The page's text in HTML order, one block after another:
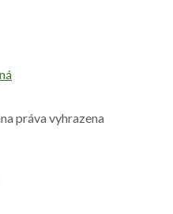
práva vyhrazena